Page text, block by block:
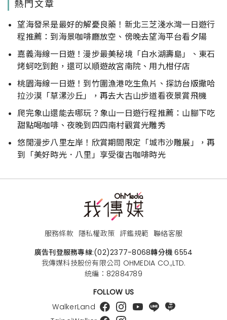
熱門文章
望海發呆是最好的解憂良藥！新北三芝淺水灣一日遊行
程推薦：到海景咖啡廳放空、傍晚去望海平台看夕陽
嘉義海線一日遊！漫步最美秘境「白水湖壽島」、東石
烤蚵吃到飽，還可以順遊故宮南院、用九柑仔店
桃園海線一日遊！到竹圍漁港吃生魚片、探訪台版撒哈
拉沙漠「草漯沙丘」，再去大古山步道看夜景賞飛機
爬完象山還能去哪玩？象山一日遊行程推薦：山腳下吃
甜點喝咖啡、夜晚到四四南村觀賞光雕秀
悠閒漫步八里左岸！欣賞期間限定「城市沙雕展」，再
到「美好時光．八里」享受復古咖啡時光
服務條款 隱私權政策 評鑑規範 聯絡客服
廣告刊登服務專線:(02)2377-8068轉分機 6554
我傳媒科技股份有限公司 OHMEDIA CO.,LTD.
統編：82884789
FOLLOW US
WalkerLand